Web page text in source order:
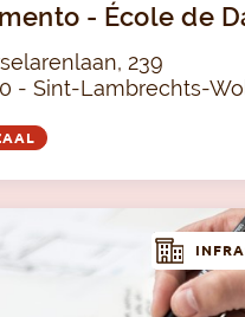
- École de
239
- Sint-Lambrechts-